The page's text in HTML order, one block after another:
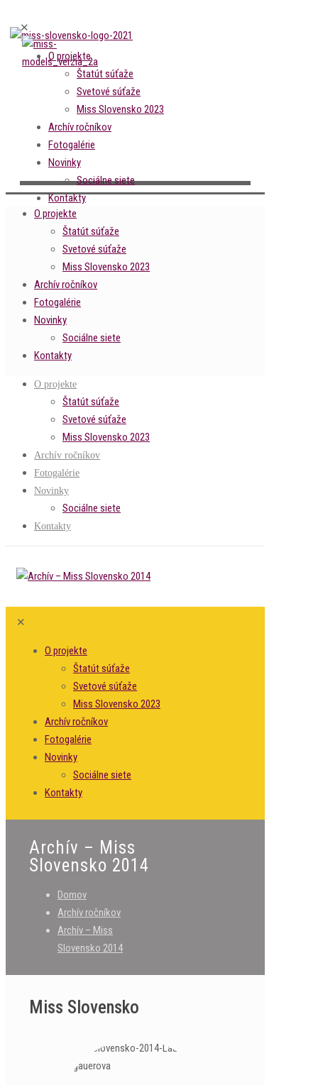
✕
O projekte
Štatút súťaže
Svetové súťaže
Miss Slovensko 2023
Archív ročníkov
Fotogalérie
Novinky
Sociálne siete
Kontakty
O projekte
Štatút súťaže
Svetové súťaže
Miss Slovensko 2023
Archív ročníkov
Fotogalérie
Novinky
Sociálne siete
Kontakty
O projekte
Štatút súťaže
Svetové súťaže
Miss Slovensko 2023
Archív ročníkov
Fotogalérie
Novinky
Sociálne siete
Kontakty
✕
O projekte
Štatút súťaže
Svetové súťaže
Miss Slovensko 2023
Archív ročníkov
Fotogalérie
Novinky
Sociálne siete
Kontakty
Archív – Miss
Slovensko 2014
Domov
Archív ročníkov
Archív – Miss
Slovensko 2014
Miss Slovensko